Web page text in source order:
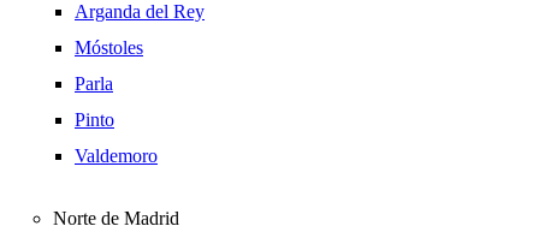
Arganda del Rey
Móstoles
Parla
Pinto
Valdemoro
Norte de Madrid